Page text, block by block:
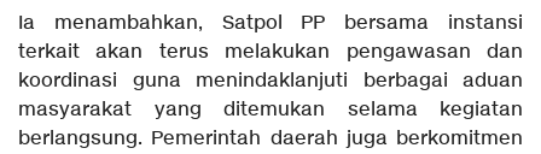
Ia menambahkan, Satpol PP bersama instansi
terkait akan terus melakukan pengawasan dan
koordinasi guna menindaklanjuti berbagai aduan
masyarakat yang ditemukan selama kegiatan
berlangsung. Pemerintah daerah juga berkomitmen